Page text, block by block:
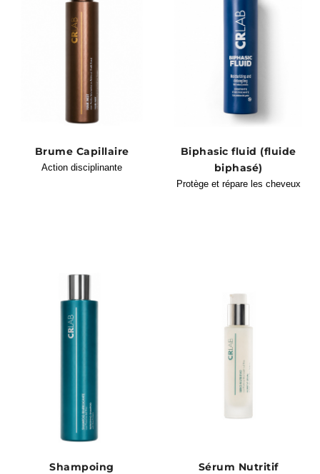
Brume Capillaire
Action disciplinante
Biphasic fluid (fluide
biphasé)
Protège et répare les cheveux
Shampoing
Sérum Nutritif